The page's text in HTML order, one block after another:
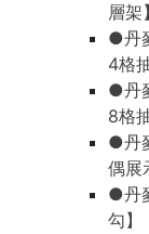
層架】
●丹
4格
●丹
8格
●丹
偶展
●丹
勾】